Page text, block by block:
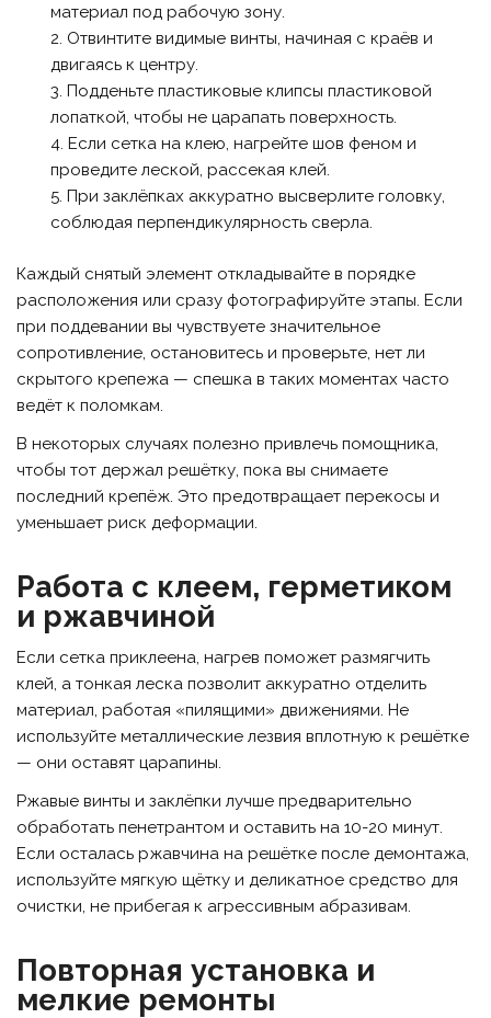
материал под рабочую зону.
Отвинтите видимые винты, начиная с краёв и
двигаясь к центру.
Подденьте пластиковые клипсы пластиковой
лопаткой, чтобы не царапать поверхность.
Если сетка на клею, нагрейте шов феном и
проведите леской, рассекая клей.
При заклёпках аккуратно высверлите головку,
соблюдая перпендикулярность сверла.
Каждый снятый элемент откладывайте в порядке
расположения или сразу фотографируйте этапы. Если
при поддевании вы чувствуете значительное
сопротивление, остановитесь и проверьте, нет ли
скрытого крепежа — спешка в таких моментах часто
ведёт к поломкам.
В некоторых случаях полезно привлечь помощника,
чтобы тот держал решётку, пока вы снимаете
последний крепёж. Это предотвращает перекосы и
уменьшает риск деформации.
Работа с клеем, герметиком
и ржавчиной
Если сетка приклеена, нагрев поможет размягчить
клей, а тонкая леска позволит аккуратно отделить
материал, работая «пилящими» движениями. Не
используйте металлические лезвия вплотную к решётке
— они оставят царапины.
Ржавые винты и заклёпки лучше предварительно
обработать пенетрантом и оставить на 10-20 минут.
Если осталась ржавчина на решётке после демонтажа,
используйте мягкую щётку и деликатное средство для
очистки, не прибегая к агрессивным абразивам.
Повторная установка и
мелкие ремонты